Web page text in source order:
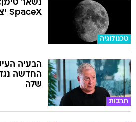
טכנולוגיה
נשאר
SpaceX יצרה על הירח
תרבות
הבעיה
החדשה נגד
שלה